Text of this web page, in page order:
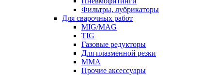
Фильтры, лубрикаторы
Для сварочных работ
MIG/MAG
TIG
Газовые редукторы
Для плазменной резки
ММА
Прочие аксессуары